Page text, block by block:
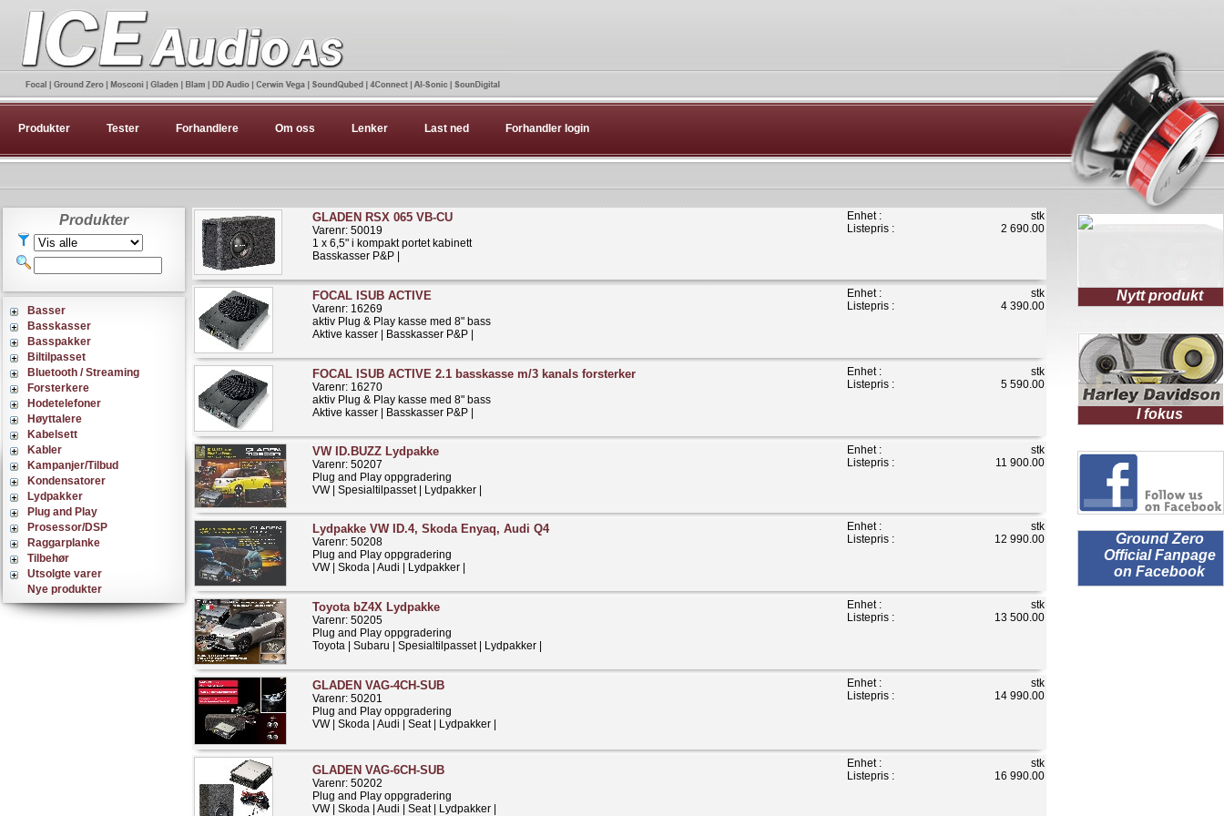
Produkter Tester Forhandlere Om oss Lenker Last ned Forhandler login
Produkter
Basser
Basskasser
Basspakker
Biltilpasset
Bluetooth / Streaming
Forsterkere
Hodetelefoner
Høyttalere
Kabelsett
Kabler
Kampanjer/Tilbud
Kondensatorer
Lydpakker
Plug and Play
Prosessor/DSP
Raggarplanke
Tilbehør
Utsolgte varer
Nye produkter
GLADEN RSX 065 VB-CU
Varenr: 50019
1 x 6,5" i kompakt portet kabinett
Basskasser P&P |
Enhet :
Listepris :
stk
2 690.00
FOCAL ISUB ACTIVE
Varenr: 16269
aktiv Plug & Play kasse med 8" bass
Aktive kasser | Basskasser P&P |
Enhet :
Listepris :
stk
4 390.00
FOCAL ISUB ACTIVE 2.1 basskasse m/3 kanals forsterker
Varenr: 16270
aktiv Plug & Play kasse med 8" bass
Aktive kasser | Basskasser P&P |
Enhet :
Listepris :
stk
5 590.00
VW ID.BUZZ Lydpakke
Varenr: 50207
Plug and Play oppgradering
VW | Spesialtilpasset | Lydpakker |
Enhet :
Listepris :
stk
11 900.00
Lydpakke VW ID.4, Skoda Enyaq, Audi Q4
Varenr: 50208
Plug and Play oppgradering
VW | Skoda | Audi | Lydpakker |
Enhet :
Listepris :
stk
12 990.00
Toyota bZ4X Lydpakke
Varenr: 50205
Plug and Play oppgradering
Toyota | Subaru | Spesialtilpasset | Lydpakker |
Enhet :
Listepris :
stk
13 500.00
GLADEN VAG-4CH-SUB
Varenr: 50201
Plug and Play oppgradering
VW | Skoda | Audi | Seat | Lydpakker |
Enhet :
Listepris :
stk
14 990.00
GLADEN VAG-6CH-SUB
Varenr: 50202
Plug and Play oppgradering
VW | Skoda | Audi | Seat | Lydpakker |
Enhet :
Listepris :
stk
16 990.00
Nytt produkt
I fokus
Ground Zero
Official Fanpage
on Facebook